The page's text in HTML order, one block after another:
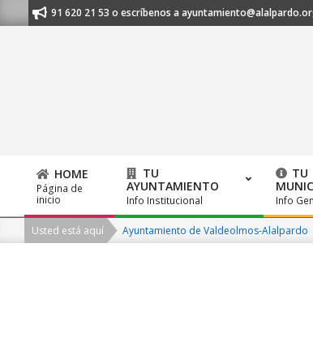
to
al 91 620 21 53 o escríbenos a ayuntamiento@alalpardo.org
Primary
Navigation
Menu
HOME
Página de
inicio
TU
AYUNTAMIENTO
Info Institucional
TU
Info
Usted está aquí Ayuntamiento de Valdeolmos-Alalpardo